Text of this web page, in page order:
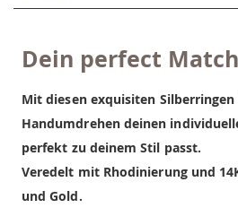
Dein perfect Match
Mit diesen exquisiten
Handumdrehen deinen
perfekt zu deinem Stil passt.
Veredelt mit Rhodinierung und
und Gold.